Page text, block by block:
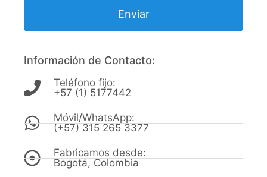
Enviar
Información de Contacto:
Teléfono fijo:
+57 (1) 5177442
Móvil/WhatsApp:
(+57) 315 265 3377
Fabricamos desde:
Bogotá, Colombia